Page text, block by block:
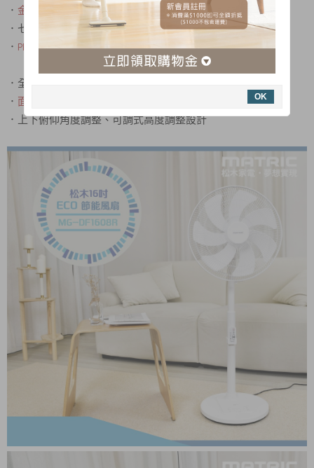
． 金屬中柱
、穩固又耐用
．七片扇葉、風力柔和且舒適
． PP材質扇葉、風切聲小噪音低
．全機能搭載遙控器，且具有遙控擺頭功能
． 面板指示燈可遙控關閉
．上下俯仰角度調整、可調式高度調整設計
OK